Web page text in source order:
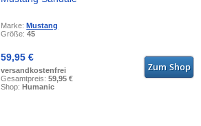
Marke: Mustang
Größe:45
59,95 €
versandkostenfrei
Gesamtpreis:59,95 €
Shop: Humanic